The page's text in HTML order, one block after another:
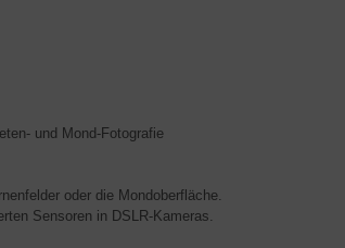
und Mond-Fotografie
oder die Mondoberfläche.
Sensoren in DSLR-Kameras.